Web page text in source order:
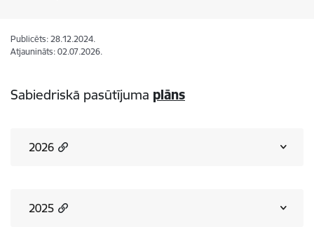
Publicēts: 28.12.2024.
Atjaunināts: 02.07.2026.
Sabiedriskā pasūtījuma plāns
2026
2025